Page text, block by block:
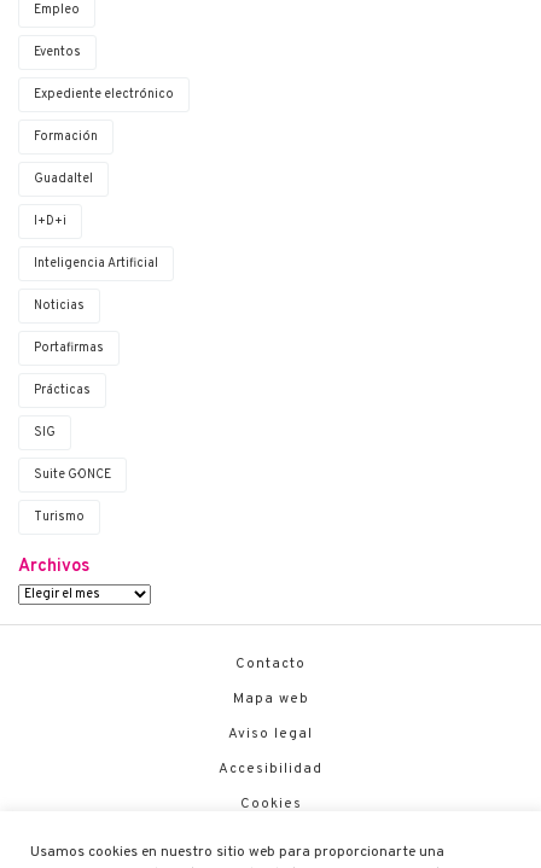
Empleo
Eventos
Expediente electrónico
Formación
Guadaltel
I+D+i
Inteligencia Artificial
Noticias
Portafirmas
Prácticas
SIG
Suite G·ONCE
Turismo
Archivos
Contacto
Mapa web
Aviso legal
Accesibilidad
Cookies
Usamos cookies en nuestro sitio web para proporcionarte una